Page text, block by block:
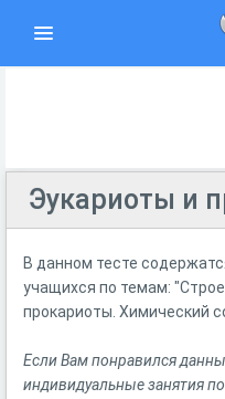
Эукариоты и
В данном тесте
учащихся по темам:
прокариоты. Химический
Если Вам понравился
индивидуальные занятия